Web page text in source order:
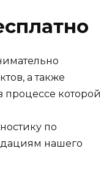
а также
которой
по
нашего